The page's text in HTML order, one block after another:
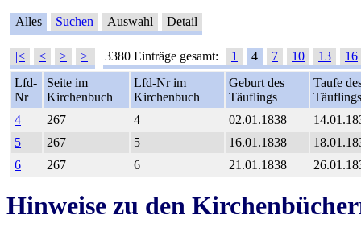
Alles Suchen Auswahl Detail
|< < > >| 3380 Einträge gesamt: 1 4 7 10 13
16
Lfd-
Nr
Seite im
Kirchenbuch
Lfd-Nr im
Kirchenbuch
Geburt des
Täuflings
Taufe
Täuflings
4
267 4 02.01.1838
5
267 5 16.01.1838
6
267 6 21.01.1838
Hinweise zu den